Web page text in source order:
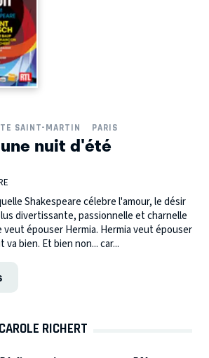
SAINT-MARTIN
PARIS
nuit d'été
Shakespeare célebre l'amour, le désir
divertissante, passionnelle et charnelle
veut épouser Hermia. Hermia veut épouser
bien. Et bien non... car...
RICHERT